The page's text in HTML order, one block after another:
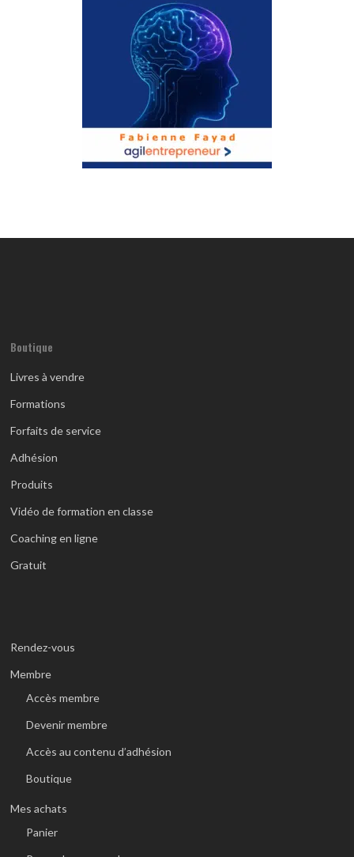
Boutique
Livres à vendre
Formations
Forfaits de service
Adhésion
Produits
Vidéo de formation en classe
Coaching en ligne
Gratuit
Rendez-vous
Membre
Accès membre
Devenir membre
Accès au contenu d’adhésion
Boutique
Mes achats
Panier